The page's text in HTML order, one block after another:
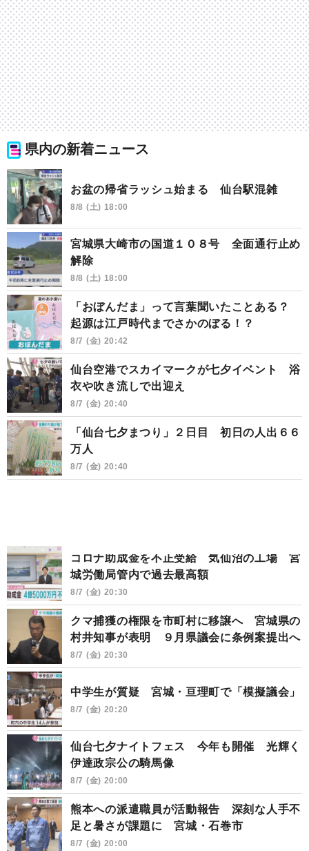
県内の新着ニュース
お盆の帰省ラッシュ始まる 仙台駅混雑
8/8 (土) 18:00
宮城県大崎市の国道１０８号 全面通行止め
解除
8/8 (土) 18:00
「おぼんだま」って言葉聞いたことある？
起源は江戸時代までさかのぼる！？
8/7 (金) 20:42
仙台空港でスカイマークが七夕イベント 浴
衣や吹き流しで出迎え
8/7 (金) 20:40
「仙台七夕まつり」２日目 初日の人出６６
万人
8/7 (金) 20:40
コロナ助成金を不正受給 気仙沼の工場 宮
城労働局管内で過去最高額
8/7 (金) 20:30
クマ捕獲の権限を市町村に移譲へ 宮城県の
村井知事が表明 ９月県議会に条例案提出へ
8/7 (金) 20:30
中学生が質疑 宮城・亘理町で「模擬議会」
8/7 (金) 20:20
仙台七夕ナイトフェス 今年も開催 光輝く
伊達政宗公の騎馬像
8/7 (金) 20:00
熊本への派遣職員が活動報告 深刻な人手不
足と暑さが課題に 宮城・石巻市
8/7 (金) 20:00